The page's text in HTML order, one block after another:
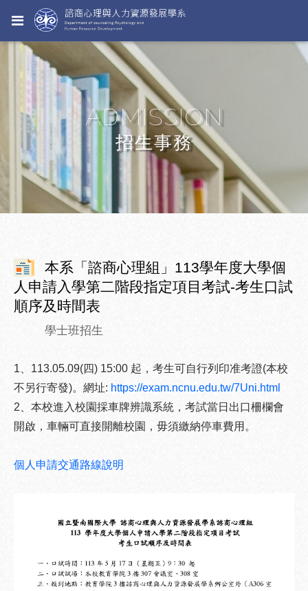
ADMISSION
招生事務
本系「諮商心理組」113學年度大學個
人申請入學第二階段指定項目考試-考生口試
順序及時間表
學士班招生
1、113.05.09(四) 15:00 起，考生可自行列印准考證(本校
不另行寄發)。網址: https://exam.ncnu.edu.tw/7Uni.html
2、本校進入校園採車牌辨識系統，考試當日出口柵欄會
開啟，車輛可直接開離校園，毋須繳納停車費用。
個人申請交通路線說明